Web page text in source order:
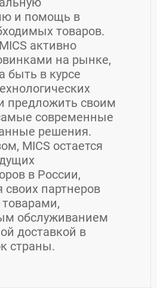
и помощь в
товаров.
активно
на рынке,
быть в курсе
предложить своим
современные
решения.
MICS остается
в России,
своих партнеров
обслуживанием
доставкой в
страны.